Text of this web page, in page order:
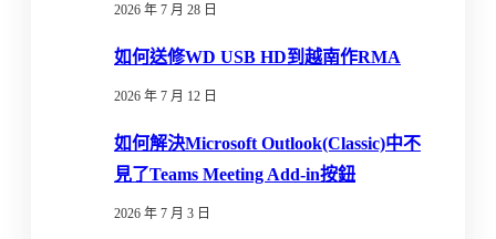
2026 年 7 月 28 日
如何送修WD USB HD到越南作RMA
2026 年 7 月 12 日
如何解決Microsoft Outlook(Classic)中不
見了Teams Meeting Add-in按鈕
2026 年 7 月 3 日